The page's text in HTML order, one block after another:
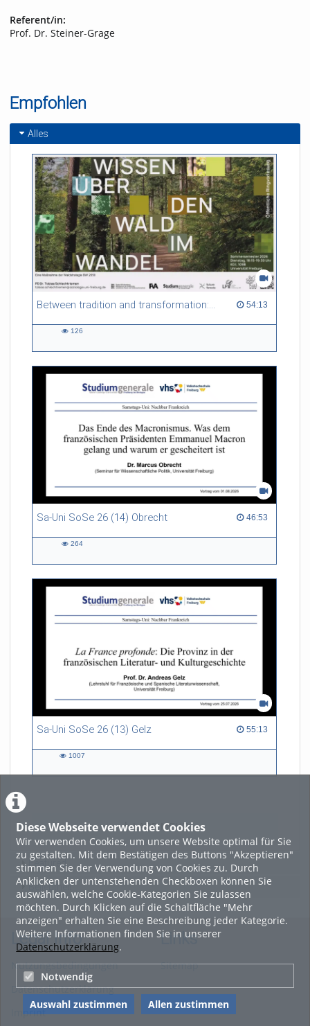
Diese Webseite verwendet Cookies
Wir verwenden Cookies, um unsere Website optimal für Sie
zu gestalten. Mit dem Bestätigen des Buttons "Akzeptieren"
stimmen Sie der Verwendung von Cookies zu. Durch
Anklicken der untenstehenden Checkboxen können Sie
auswählen, welche Cookie-Kategorien Sie zulassen
möchten. Durch Klicken auf die Schaltfläche "Mehr
anzeigen" erhalten Sie eine Beschreibung jeder Kategorie.
Weitere Informationen finden Sie in unserer
Datenschutzerklärung.
Notwendig
Auswahl zustimmen Allen zustimmen
Referent/in:
Prof. Dr. Steiner-Grage
Empfohlen
Alles
Between tradition and transformation: how owners, advisers and institutions co-create knowledge for resilient forests in Europe 54:13
54:13 duration
126
Sa-Uni SoSe 26 (14) Obrecht 46:53
46:53 duration
264
Sa-Uni SoSe 26 (13) Gelz 55:13
55:13 duration
1007
LADE MEHR
Featured
Beliebtheit
Legal Info
Nutzungsbedingungen
Datenschutzerklärung
Imprint
Links
Sitemap